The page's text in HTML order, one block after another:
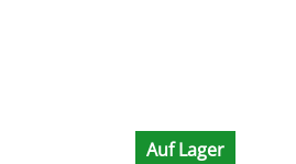
Auf Lager